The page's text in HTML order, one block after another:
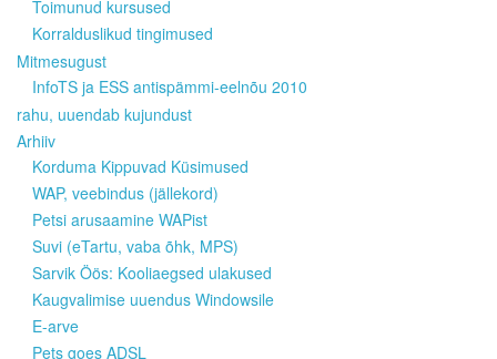
Toimunud kursused
Korralduslikud tingimused
Mitmesugust
InfoTS ja ESS antispämmi-eelnõu 2010
rahu, uuendab kujundust
Arhiiv
Korduma Kippuvad Küsimused
WAP, veebindus (jällekord)
Petsi arusaamine WAPist
Suvi (eTartu, vaba õhk, MPS)
Sarvik Öös: Kooliaegsed ulakused
Kaugvalimise uuendus Windowsile
E-arve
Pets goes ADSL